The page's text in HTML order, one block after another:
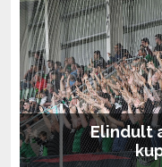
Elindult